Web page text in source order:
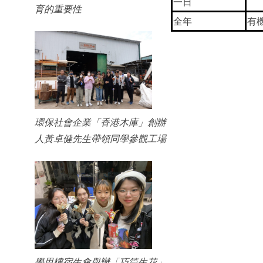
育的重要性
環保社會企業「香港木庫」創辦
人黃卓健先生帶領同學參觀工場
全年 有